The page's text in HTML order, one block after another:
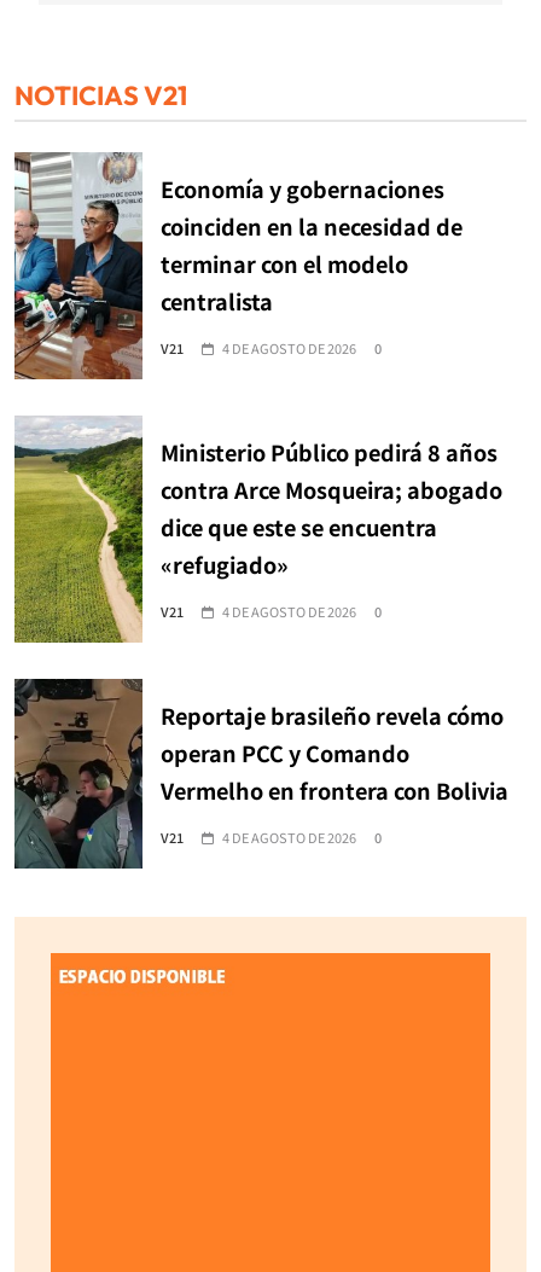
NOTICIAS V21
Economía y gobernaciones
coinciden en la necesidad de
terminar con el modelo
centralista
V21 4 DE AGOSTO DE 2026 0
Ministerio Público pedirá 8 años
contra Arce Mosqueira; abogado
dice que este se encuentra
«refugiado»
V21 4 DE AGOSTO DE 2026 0
Reportaje brasileño revela cómo
operan PCC y Comando
Vermelho en frontera con Bolivia
V21 4 DE AGOSTO DE 2026 0